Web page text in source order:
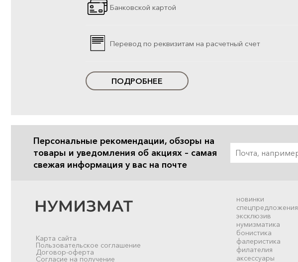
Банковской картой
Перевод по реквизитам на расчетный счет
ПОДРОБНЕЕ
Персональные рекомендации, обзоры на
товары и уведомления об акциях – самая
свежая информация у вас на почте
новинки
спецпредложения
эксклюзив
нумизматика
бонистика
фалеристика
филателия
аксессуары
Карта сайта
Пользовательское соглашение
Договор-оферта
Согласие на получение